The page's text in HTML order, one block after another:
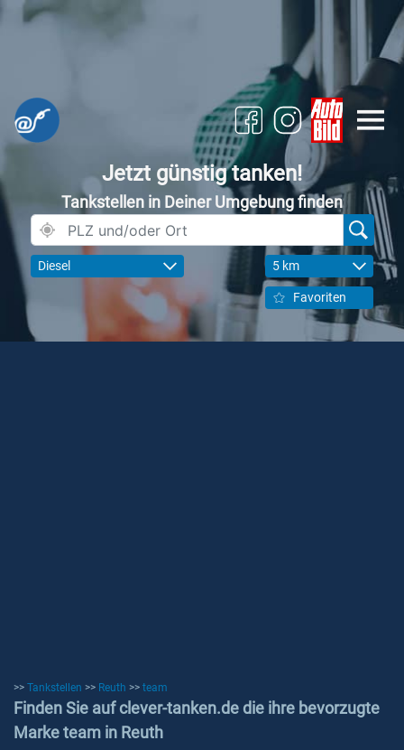
Jetzt günstig tanken!
Tankstellen in Deiner Umgebung finden
Diesel 5 km
Favoriten
>> Tankstellen >> Reuth >> team
Finden Sie auf clever-tanken.de die ihre bevorzugte
Marke team in Reuth